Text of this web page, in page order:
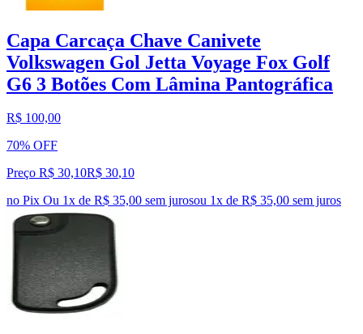
Capa Carcaça Chave Canivete
Volkswagen Gol Jetta Voyage Fox Golf
G6 3 Botões Com Lâmina Pantográfica
R$ 100,00
70% OFF
Preço R$ 30,10R$ 30,10
no Pix Ou 1x de R$ 35,00 sem jurosou 1x de R$ 35,00 sem juros